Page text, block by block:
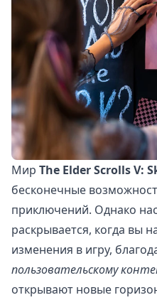
Мир The Elder Scrolls V:
бесконечные
приключений. Однако
раскрывается, когда вы
изменения в игру,
пользовательскому
открывают новые